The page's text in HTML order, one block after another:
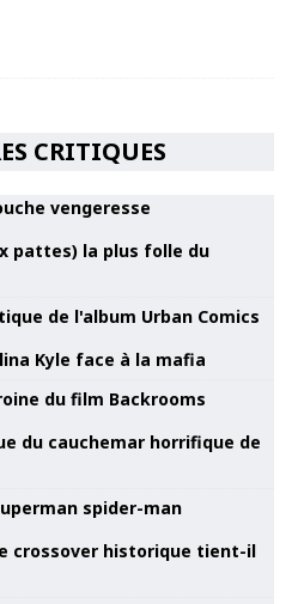
CRITIQUES
pattes) la plus folle du
Kyle face à la mafia
du cauchemar horrifique de
crossover historique tient-il